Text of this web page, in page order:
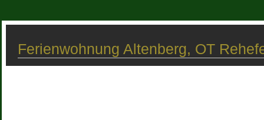
Ferienwohnung Altenberg, OT